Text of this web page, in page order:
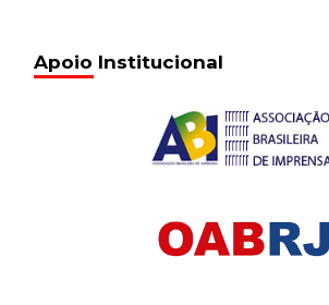
Apoio Institucional